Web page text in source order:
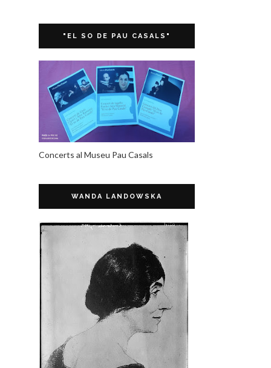
"EL SO DE PAU CASALS"
Concerts al Museu Pau Casals
WANDA LANDOWSKA